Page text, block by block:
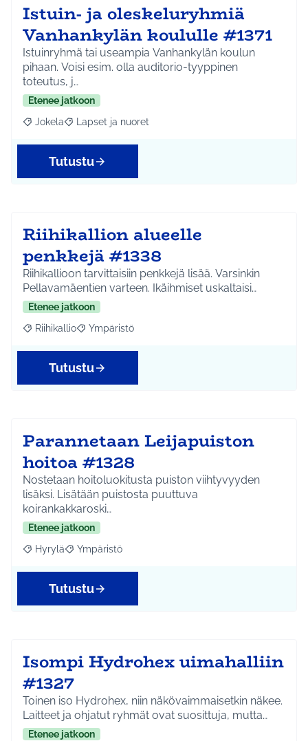
Istuin- ja oleskeluryhmiä
Vanhankylän koululle #1371
Istuinryhmä tai useampia Vanhankylän koulun
pihaan. Voisi esim. olla auditorio-tyyppinen
toteutus, j…
Etenee jatkoon
Rajaa tulokset aihepiirin mukaan: Jokela
Jokela Rajaa tulokset teeman mukaan: Lapset ja nuoret
Lapset ja nuoret
Tutustu
Riihikallion alueelle
penkkejä #1338
Riihikallioon tarvittaisiin penkkejä lisää. Varsinkin
Pellavamäentien varteen. Ikäihmiset uskaltaisi…
Etenee jatkoon
Rajaa tulokset aihepiirin mukaan: Riihikallio
Riihikallio Rajaa tulokset teeman mukaan: Ympäristö
Ympäristö
Tutustu
Parannetaan Leijapuiston
hoitoa #1328
Nostetaan hoitoluokitusta puiston viihtyvyyden
lisäksi. Lisätään puistosta puuttuva
koirankakkaroski…
Etenee jatkoon
Rajaa tulokset aihepiirin mukaan: Hyrylä
Hyrylä Rajaa tulokset teeman mukaan: Ympäristö
Ympäristö
Tutustu
Isompi Hydrohex uimahalliin
#1327
Toinen iso Hydrohex, niin näkövaimmaisetkin näkee.
Laitteet ja ohjatut ryhmät ovat suosittuja, mutta…
Etenee jatkoon